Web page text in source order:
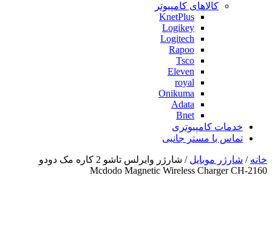
کالاهای کامپیوتر
KnetPlus
Logikey
Logitech
Rapoo
Tsco
Eleven
royal
Onikuma
Adata
Bnet
خدمات کامپیوتری
تماس با مستر جانبی
خانه / شارژر موبایل
/ شارژر وایرلس تاشو 2 کاره مک دودو
Mcdodo Magnetic Wireless Charger CH-2160